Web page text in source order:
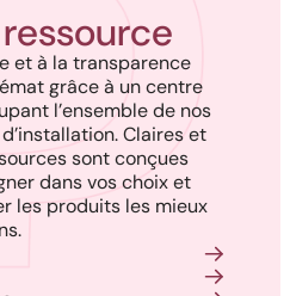
et à la transparence
grâce à un centre
l’ensemble de nos
Claires et
sont conçues
dans vos choix et
les produits les mieux